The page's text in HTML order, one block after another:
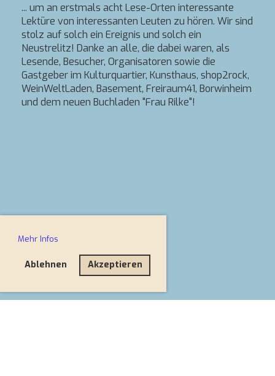
Mehr Infos
Ablehnen Akzeptieren
... um an erstmals acht Lese-Orten interessante
Lektüre von interessanten Leuten zu hören. Wir sind
stolz auf solch ein Ereignis und solch ein
Neustrelitz! Danke an alle, die dabei waren, als
Lesende, Besucher, Organisatoren sowie die
Gastgeber im Kulturquartier, Kunsthaus, shop2rock,
WeinWeltLaden, Basement, Freiraum41, Borwinheim
und dem neuen Buchladen "Frau Rilke"!